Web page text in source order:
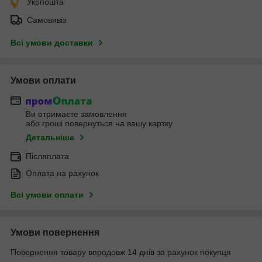
Самовивіз
Всі умови доставки
Умови оплати
Ви отримаєте замовлення
або гроші повернуться на вашу картку
Детальніше
Післяплата
Оплата на рахунок
Всі умови оплати
Умови повернення
Повернення товару впродовж 14 днів за рахунок покупця